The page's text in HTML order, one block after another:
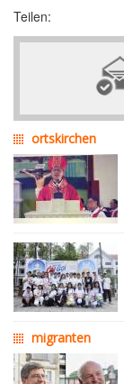
Teilen:
ortskirchen
migranten